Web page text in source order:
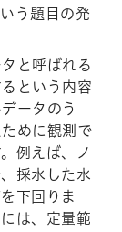
う題目の発
と呼ばれる
という内容
ータのう
めに観測で
例えば、ノ
採水した水
下回りま
は、定量範